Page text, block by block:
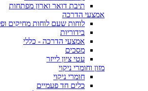
תיבת דואר וארון מפתחות
אמצעי הדרכה
לוחות שעם לוחות מחיקים
בידוריות
אמצעי הדרכה - כללי
מסכים
עטי ציון לייזר
מזון וחומרי ניקוי
חומרי ניקוי
כלים חד פעמיים